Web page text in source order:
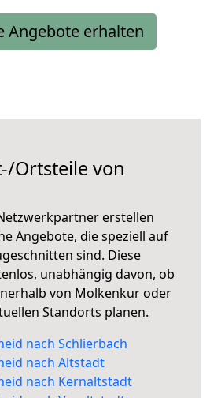
Angebote erhalten
Ortsteile von
erstellen
Angebote, die speziell auf
sind. Diese
unabhängig davon, ob
von Molkenkur oder
Standorts planen.
nach Schlierbach
nach Altstadt
nach Kernaltstadt